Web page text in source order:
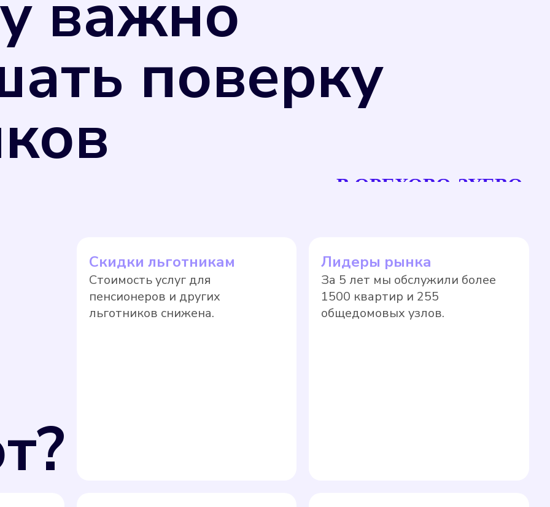
поверку
потребляемых коммунальных ресурсов, что позволяет избежать переплаты
обеспечения единства измерений, могут подвергаться поверке в
компания вправе перевести собственника прибора учета на нормативный тариф
если прибор учета не был поверен в установленные сроки в соответствии с
Оплата по нормативному тарифу, как правило, значительно выше, чем по показаниям
с поверкой.
В ОРЕХОВО-ЗУЕВО
Скидки льготникам
Стоимость услуг для
пенсионеров и других
льготников снижена.
Лидеры рынка
За 5 лет мы обслужили более
1500 квартир и 255
общедомовых узлов.